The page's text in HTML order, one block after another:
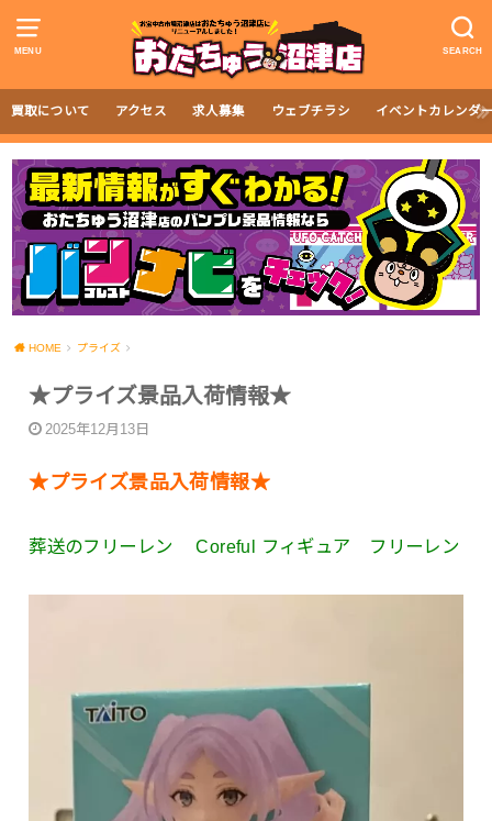
MENU SEARCH
買取について アクセス 求人募集 ウェブチラシ イベントカレンダ
HOME プライズ
★プライズ景品入荷情報★
2025年12月13日
★プライズ景品入荷情報★
葬送のフリーレン Coreful フィギュア フリーレン